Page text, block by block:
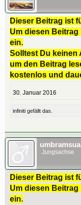
Dieser Beitrag ist
Um diesen
ein.
Solltest Du keinen
um den Beitrag
kostenlos und
30. Januar 2016
infiniti gefällt das.
Jungsachse
Dieser Beitrag ist
Um diesen
ein.